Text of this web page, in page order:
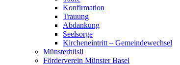
Konfirmation
Trauung
Abdankung
Seelsorge
Kircheneintritt – Gemeindewechsel
Münsterhüsli
Förderverein Münster Basel